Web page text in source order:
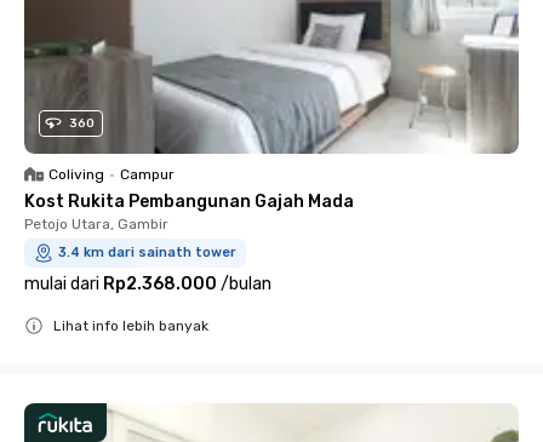
360
Coliving • Campur
Kost Rukita Pembangunan Gajah Mada
Petojo Utara, Gambir
3.4 km dari sainath tower
mulai dari Rp2.368.000 /bulan
Lihat info lebih banyak